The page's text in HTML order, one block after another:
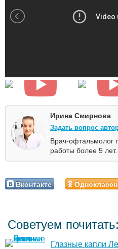
Ирина Смирнова
Задать вопрос
Врач-офтальмолог
работы более 5 лет.
Вконтакте
Советуем почитать:
Глазные капли